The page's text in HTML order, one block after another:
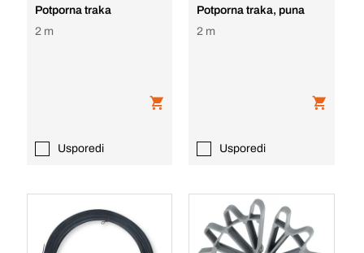
Potporna traka
2 m
Usporedi
Potporna traka, puna
2 m
Usporedi